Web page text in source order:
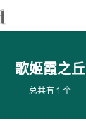
歌姬霞之丘
总共有 1 个